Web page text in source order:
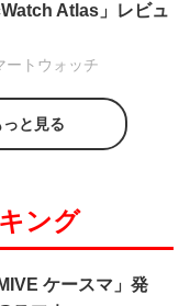
Atlas」レビュ
ートウォッチ
と見る
ング
ケースマ」発